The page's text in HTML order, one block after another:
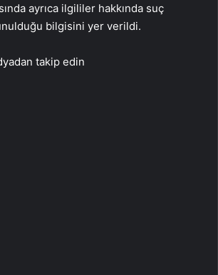
ayrıca ilgililer hakkında suç
bilgisini yer verildi.
takip edin